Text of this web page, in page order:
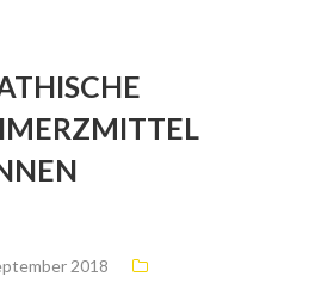
2018